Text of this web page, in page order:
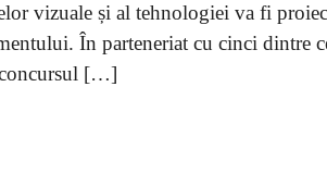
vizuale și al tehnologiei va fi
În parteneriat cu cinci dintre
[…]